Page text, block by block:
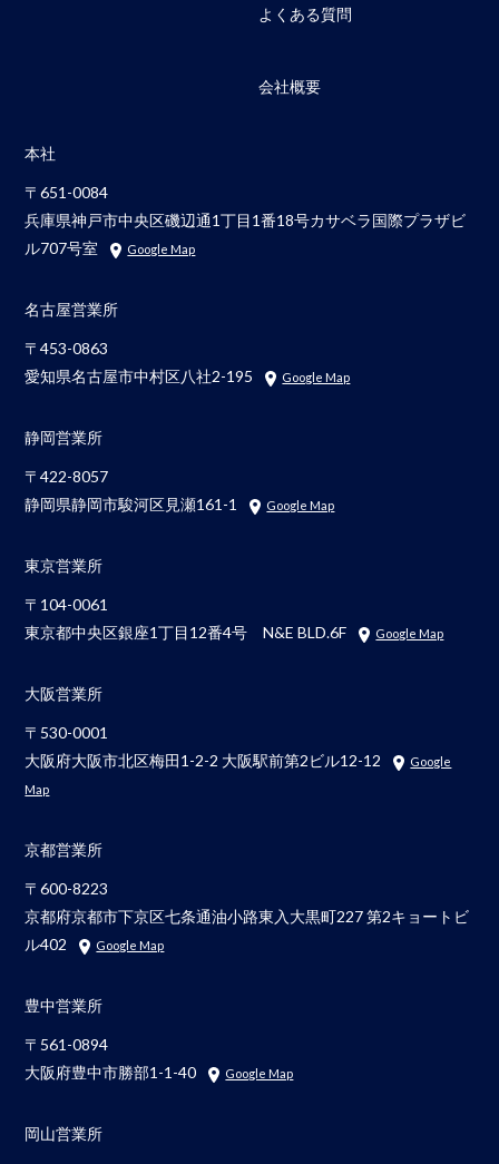
よくある質問
会社概要
本社
〒651-0084
兵庫県神戸市中央区磯辺通1丁目1番18号カサベラ国際プラザビ
ル707号室
Google Map
名古屋営業所
〒453-0863
愛知県名古屋市中村区八社2-195
Google Map
静岡営業所
〒422-8057
静岡県静岡市駿河区見瀬161-1
Google Map
東京営業所
〒104-0061
東京都中央区銀座1丁目12番4号 N&E BLD.6F
Google Map
大阪営業所
〒530-0001
大阪府大阪市北区梅田1-2-2 大阪駅前第2ビル12-12
Google
Map
京都営業所
〒600-8223
京都府京都市下京区七条通油小路東入大黒町227 第2キョートビ
ル402
Google Map
豊中営業所
〒561-0894
大阪府豊中市勝部1-1-40
Google Map
岡山営業所